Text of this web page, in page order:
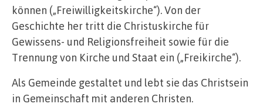
können („Freiwilligkeitskirche“). Von der
Geschichte her tritt die Christuskirche für
Gewissens- und Religionsfreiheit sowie für die
Trennung von Kirche und Staat ein („Freikirche“).
Als Gemeinde gestaltet und lebt sie das Christsein
in Gemeinschaft mit anderen Christen.